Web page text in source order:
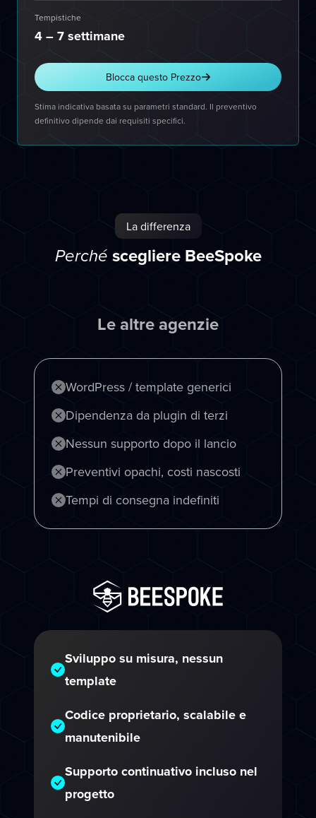
Tempistiche
4 – 7 settimane
Blocca questo Prezzo
Stima indicativa basata su parametri standard. Il preventivo
definitivo dipende dai requisiti specifici.
La differenza
Perché scegliere BeeSpoke
Le altre agenzie
WordPress / template generici
Dipendenza da plugin di terzi
Nessun supporto dopo il lancio
Preventivi opachi, costi nascosti
Tempi di consegna indefiniti
Sviluppo su misura, nessun
template
Codice proprietario, scalabile e
manutenibile
Supporto continuativo incluso nel
progetto